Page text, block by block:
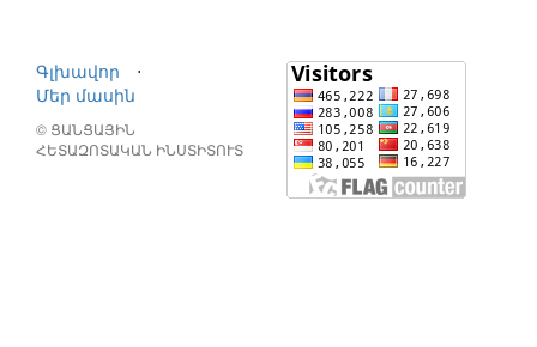
Գլխավոր
⋅
Մեր մասին
© ՑԱՆՑԱՅԻՆ
ՀԵՏԱԶՈՏԱԿԱՆ ԻՆՍՏԻՏՈՒՏ